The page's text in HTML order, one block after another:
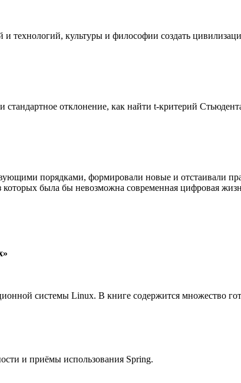
технологий, культуры и философии создать
стандартное отклонение, как найти t-критерий
порядками, формировали новые и отстаивали
была бы невозможна современная цифровая
системы Linux. В книге содержится множество
и приёмы использования Spring.